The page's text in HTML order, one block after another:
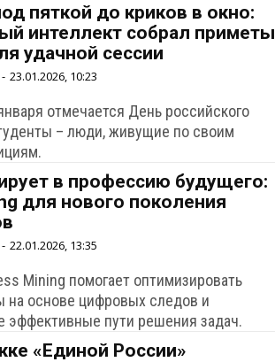
пяткой до криков в окно:
интеллект собрал приметы
удачной сессии
- 23.01.2026, 10:23
отмечается День российского
– люди, живущие по своим
в профессию будущего:
для нового поколения
- 22.01.2026, 13:35
Mining помогает оптимизировать
на основе цифровых следов и
эффективные пути решения задач.
«Единой России»